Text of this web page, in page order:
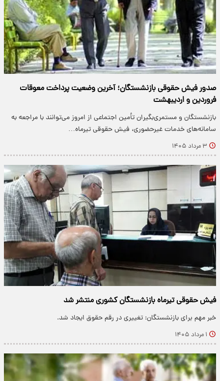
صدور فیش حقوقی بازنشستگان؛ آخرین وضعیت پرداخت معوقات
فروردین و اردیبهشت
بازنشستگان و مستمری‌بگیران تأمین اجتماعی از امروز می‌توانند با مراجعه به
سامانه‌های خدمات غیرحضوری، فیش حقوقی تیرماه…
۳ مرداد ۱۴۰۵
فیش حقوقی تیرماه بازنشستگان کشوری منتشر شد
خبر مهم برای بازنشستگان: تغییری در رقم حقوق ایجاد شد.
۱ مرداد ۱۴۰۵